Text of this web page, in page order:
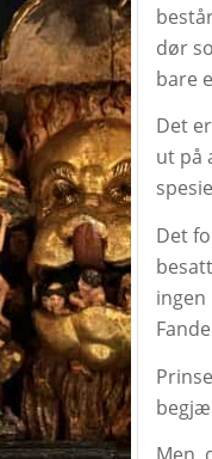
dør
bare
Det
ut på
Det
ingen